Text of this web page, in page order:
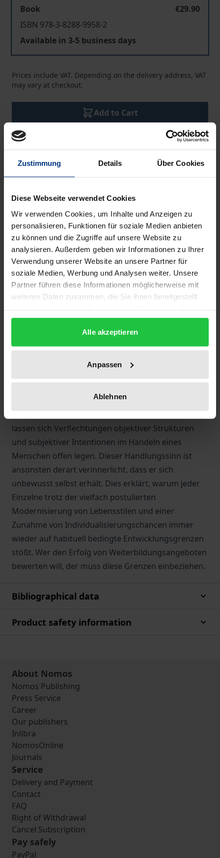
Zustimmung Details Über Cookies
Diese Webseite verwendet Cookies
Wir verwenden Cookies, um Inhalte und Anzeigen zu
personalisieren, Funktionen für soziale Medien anbieten
zu können und die Zugriffe auf unsere Website zu
analysieren. Außerdem geben wir Informationen zu Ihrer
Verwendung unserer Website an unsere Partner für
soziale Medien, Werbung und Analysen weiter. Unsere
Partner führen diese Informationen möglicherweise mit
weiteren Daten zusammen, die Sie ihnen bereitgestellt
gesammelt haben.
Alle akzeptieren
Anpassen
Ablehnen
Book
€29.90
ISBN 978-3-8288-9958-2
Available in 3-5 business days
Prices include VAT. Depending on the delivery address, VAT
may vary at checkout.
Add to Cart
Add to Wish List
Delivery cost notice
Unsichtbare Entwicklungsgrenzen bestimmen den
Alltag. Selbst Frauen mit guter Ausbildung und
längerer Berufserfahrung fallen als Mütter oftmals
in das überkommene Kleinfamilienmodell zurück.
Durch die Elternpause kommt es zum Karriereknick.
Frauen, die Familie und Beruf vereinbaren wollen,
kulturelles Kapital an ihre Kinder vermitteln und zum
finanziellen Erfolg der Familie beitragen. Neben
dieser Mehrfachbelastung werden sie mit
Strukturen konfrontiert, die sie aus der
nicht berücksichtigen. Mit der Habitustheorie und
lassen sich Verflechtungen objektiver Strukturen
und subjektiver Intentionen im Handeln eines
Menschen offen legen. Dieser Handlungssinn ist
ansonsten derart verinnerlicht, dass er sich
unbewusst selbst erhält. Dies erklärt, warum jeder
Einzelne trotz der vielfach postulierten
Modernisierung von Lebensstilen und einer
Zunahme von Individualisierungschancen immer
wieder auf habituell bedingte Entwicklungsgrenzen
stößt. Wer den Erfolg von Weiterbildungsangeboten
bewerten will, der muss diese Grenzen einbeziehen.
Bibliographical data
Product safety information
About Nomos
Nomos Publishing
Press Service
Career
Our publishers
Inlibra
NomosOnline
Journals
Service
Delivery and Payment
Contact
FAQ
Right of Withdrawal
Cancel Subscription
Pay safely
PayPal